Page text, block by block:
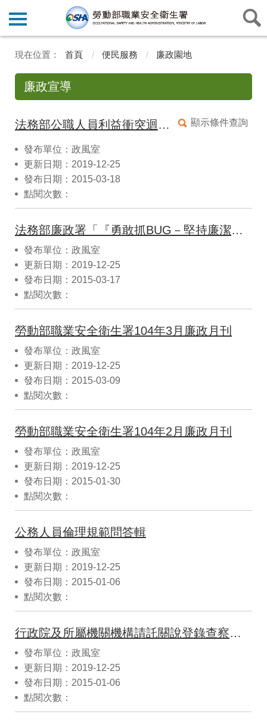
首頁 便民服務 廉政園地
廉政宣導
顯示條件查詢
法務部公職人員利益衝突迴避法第十五條 處罰鍰額度基準
發布單位：政風室
更新日期：2019-12-25
發布日期：2015-03-18
點閱次數：
法務部廉政署「『勇敢抓BUG－堅持廉潔．開創未來』微電影徵件競賽活動」得獎作品
發布單位：政風室
更新日期：2019-12-25
發布日期：2015-03-17
點閱次數：
勞動部職業安全衛生署104年3月廉政月刊
發布單位：政風室
更新日期：2019-12-25
發布日期：2015-03-09
點閱次數：
勞動部職業安全衛生署104年2月廉政月刊
發布單位：政風室
更新日期：2019-12-25
發布日期：2015-01-30
點閱次數：
公務人員倫理規範問答輯
發布單位：政風室
更新日期：2019-12-25
發布日期：2015-01-06
點閱次數：
行政院及所屬機關機構請託關說登錄查察作業要點
發布單位：政風室
更新日期：2019-12-25
發布日期：2015-01-06
點閱次數：